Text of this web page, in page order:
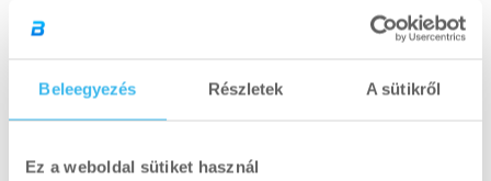
Beleegyezés Részletek A sütikről
Ez a weboldal sütiket használ
Herkules edzésterv sorozatunk korábbi részeit is
kedvenc gyakorlatait osztottuk meg sorra a